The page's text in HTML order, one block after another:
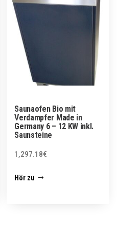
Saunaofen Bio mit
Verdampfer Made in
Germany 6 – 12 KW inkl.
Saunsteine
1,297.18€
Hör zu